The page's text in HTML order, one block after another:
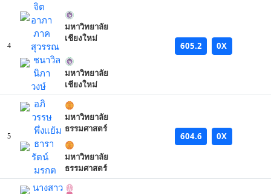
4
จิต
อาภา
ภาค
สุวรรณ
มหาวิทยาลัย
เชียงใหม่
ชนาวิล
นิภา
วงษ์
มหาวิทยาลัย
เชียงใหม่
605.2 0X
5
อภิ
วรรษ
พึ่งแย้ม
มหาวิทยาลัย
ธรรมศาสตร์
ธารา
รัตน์
มรกต
มหาวิทยาลัย
ธรรมศาสตร์
604.6 0X
นางสาว